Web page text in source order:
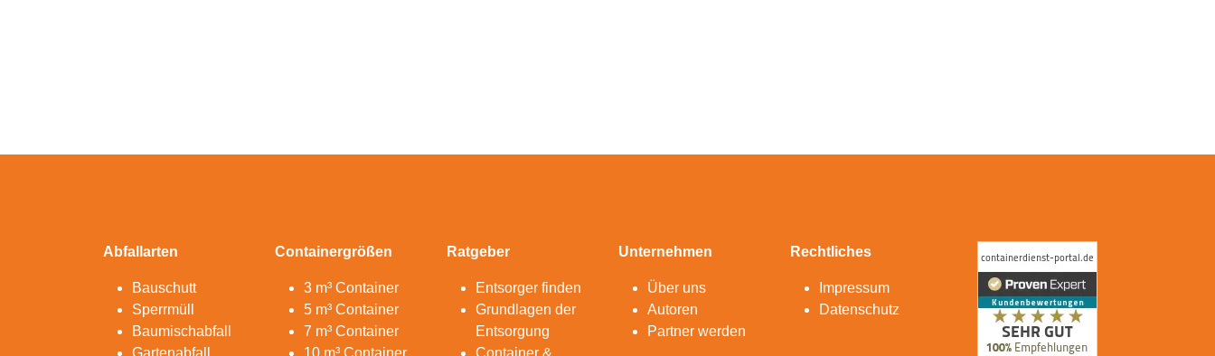
Abfallarten
Bauschutt
Sperrmüll
Baumischabfall
Containergrößen
3 m³ Container
5 m³ Container
7 m³ Container
Ratgeber
Entsorger finden
Grundlagen der
Entsorgung
Unternehmen
Über uns
Autoren
Partner werden
Rechtliches
Impressum
Datenschutz